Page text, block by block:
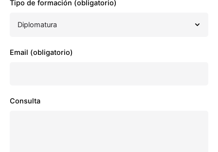
Tipo de formación (obligatorio)
Email (obligatorio)
Consulta